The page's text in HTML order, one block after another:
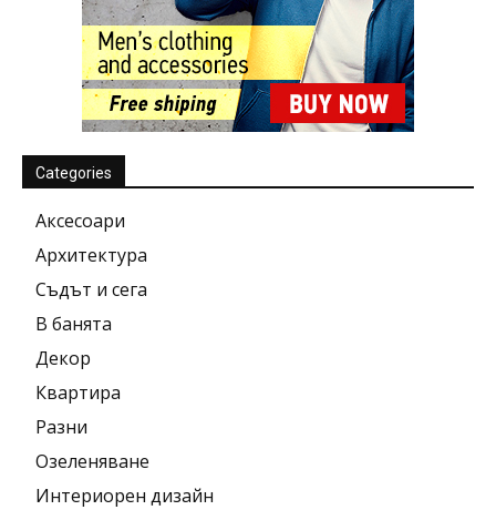
Categories
Аксесоари
Архитектура
Съдът и сега
В банята
Декор
Квартира
Разни
Озеленяване
Интериорен дизайн